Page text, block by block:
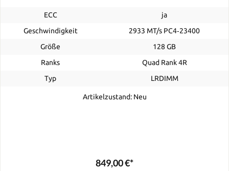
ECC
ja
Geschwindigkeit
2933 MT/s PC4‑23400
Größe
128 GB
Ranks
Quad Rank 4R
Typ
LRDIMM
Artikelzustand: Neu
849,00 €*